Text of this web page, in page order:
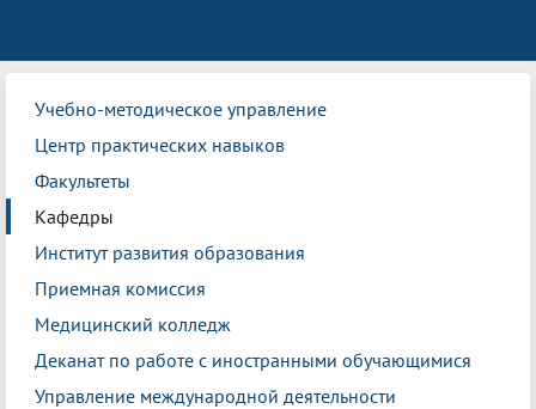
Учебно-методическое управление
Центр практических навыков
Факультеты
Кафедры
Институт развития образования
Приемная комиссия
Медицинский колледж
Деканат по работе с иностранными обучающимися
Управление международной деятельности